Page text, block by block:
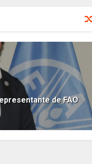
de FAO